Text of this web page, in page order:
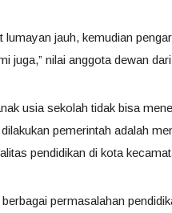
lumayan jauh, kemudian
juga,” nilai anggota dewan
usia sekolah tidak bisa
pemerintah adalah
pendidikan di kota
berbagai permasalahan